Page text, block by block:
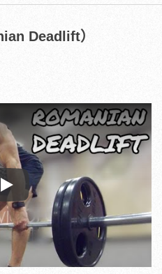
Deadlift）
Play